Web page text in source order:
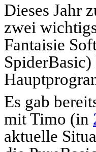
Dieses Jahr
zwei
Fantaisie
SpiderBasic)
Es gab
mit Timo (in
aktuelle